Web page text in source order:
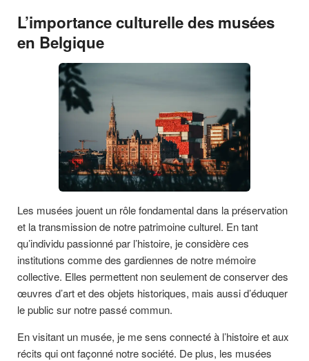
L’importance culturelle des musées
en Belgique
Les musées jouent un rôle fondamental dans la préservation
et la transmission de notre patrimoine culturel. En tant
qu’individu passionné par l’histoire, je considère ces
institutions comme des gardiennes de notre mémoire
collective. Elles permettent non seulement de conserver des
œuvres d’art et des objets historiques, mais aussi d’éduquer
le public sur notre passé commun.
En visitant un musée, je me sens connecté à l’histoire et aux
récits qui ont façonné notre société. De plus, les musées